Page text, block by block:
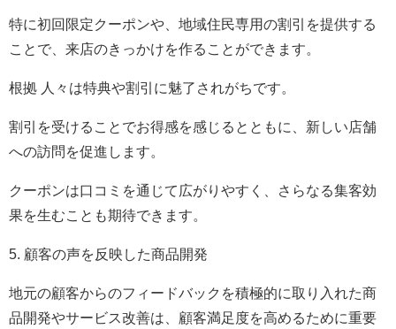
特に初回限定クーポンや、地域住民専用の割引を提供する
ことで、来店のきっかけを作ることができます。
根拠 人々は特典や割引に魅了されがちです。
割引を受けることでお得感を感じるとともに、新しい店舗
への訪問を促進します。
クーポンは口コミを通じて広がりやすく、さらなる集客効
果を生むことも期待できます。
5. 顧客の声を反映した商品開発
地元の顧客からのフィードバックを積極的に取り入れた商
品開発やサービス改善は、顧客満足度を高めるために重要